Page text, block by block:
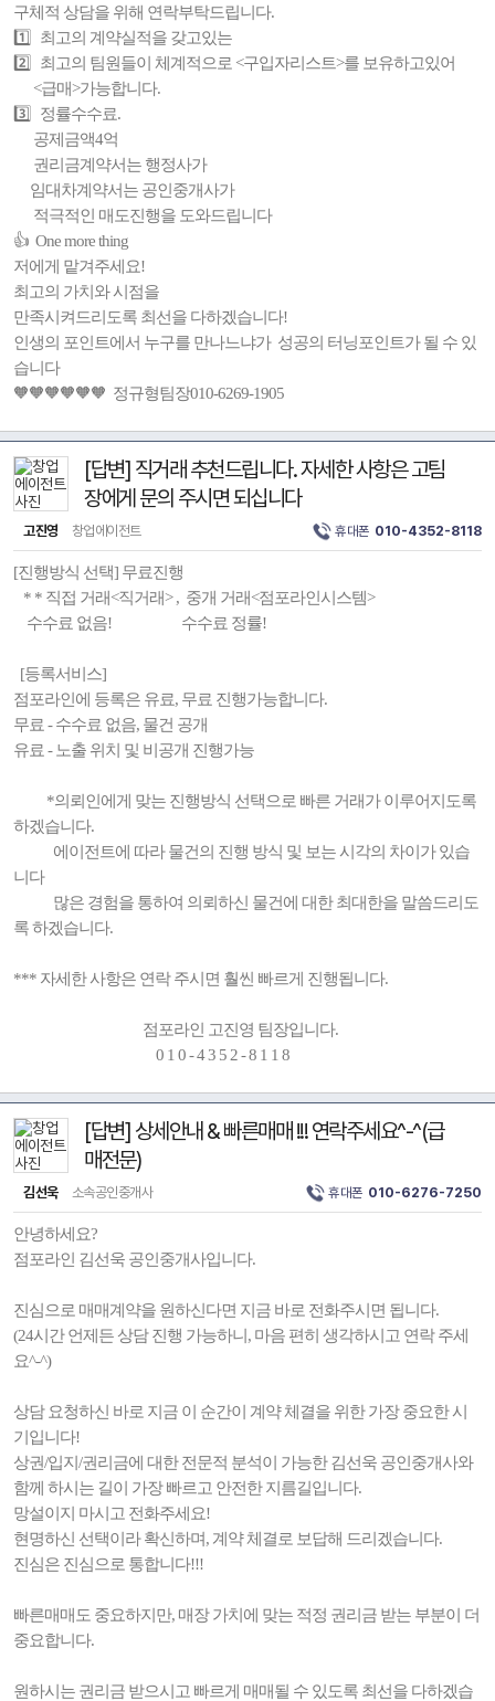
구체적 상담을 위해 연락부탁드립니다.
1️⃣ 최고의 계약실적을 갖고있는
2️⃣ 최고의 팀원들이 체계적으로 <구입자리스트>를 보유하고있어
<급매>가능합니다.
3️⃣ 정률수수료.
공제금액4억
권리금계약서는 행정사가
임대차계약서는 공인중개사가
적극적인 매도진행을 도와드립니다
👍 One more thing
저에게 맡겨주세요!
최고의 가치와 시점을
만족시켜드리도록 최선을 다하겠습니다!
인생의 포인트에서 누구를 만나느냐가 성공의 터닝포인트가 될 수 있
습니다
🧡🧡🧡🧡🧡🧡 정규형팀장010-6269-1905
[답변] 직거래 추천드립니다. 자세한 사항은 고팀
장에게 문의 주시면 되십니다
고진영 창업에이전트 휴대폰 010-4352-8118
[진행방식 선택] 무료진행
* * 직접 거래<직거래> , 중개 거래<점포라인시스템>
수수료 없음! 수수료 정률!
[등록서비스]
점포라인에 등록은 유료, 무료 진행가능합니다.
무료 - 수수료 없음, 물건 공개
유료 - 노출 위치 및 비공개 진행가능
*의뢰인에게 맞는 진행방식 선택으로 빠른 거래가 이루어지도록
하겠습니다.
에이전트에 따라 물건의 진행 방식 및 보는 시각의 차이가 있습
니다
많은 경험을 통하여 의뢰하신 물건에 대한 최대한을 말씀드리도
록 하겠습니다.
*** 자세한 사항은 연락 주시면 훨씬 빠르게 진행됩니다.
점포라인 고진영 팀장입니다.
0 1 0 - 4 3 5 2 - 8 1 1 8
[답변] 상세안내 & 빠른매매 !!! 연락주세요^-^(급
매전문)
김선욱 소속공인중개사 휴대폰 010-6276-7250
안녕하세요?
점포라인 김선욱 공인중개사입니다.
진심으로 매매계약을 원하신다면 지금 바로 전화주시면 됩니다.
(24시간 언제든 상담 진행 가능하니, 마음 편히 생각하시고 연락 주세
요^-^)
상담 요청하신 바로 지금 이 순간이 계약 체결을 위한 가장 중요한 시
기입니다!
상권/입지/권리금에 대한 전문적 분석이 가능한 김선욱 공인중개사와
함께 하시는 길이 가장 빠르고 안전한 지름길입니다.
망설이지 마시고 전화주세요!
현명하신 선택이라 확신하며, 계약 체결로 보답해 드리겠습니다.
진심은 진심으로 통합니다!!!
빠른매매도 중요하지만, 매장 가치에 맞는 적정 권리금 받는 부분이 더
중요합니다.
원하시는 권리금 받으시고 빠르게 매매될 수 있도록 최선을 다하겠습